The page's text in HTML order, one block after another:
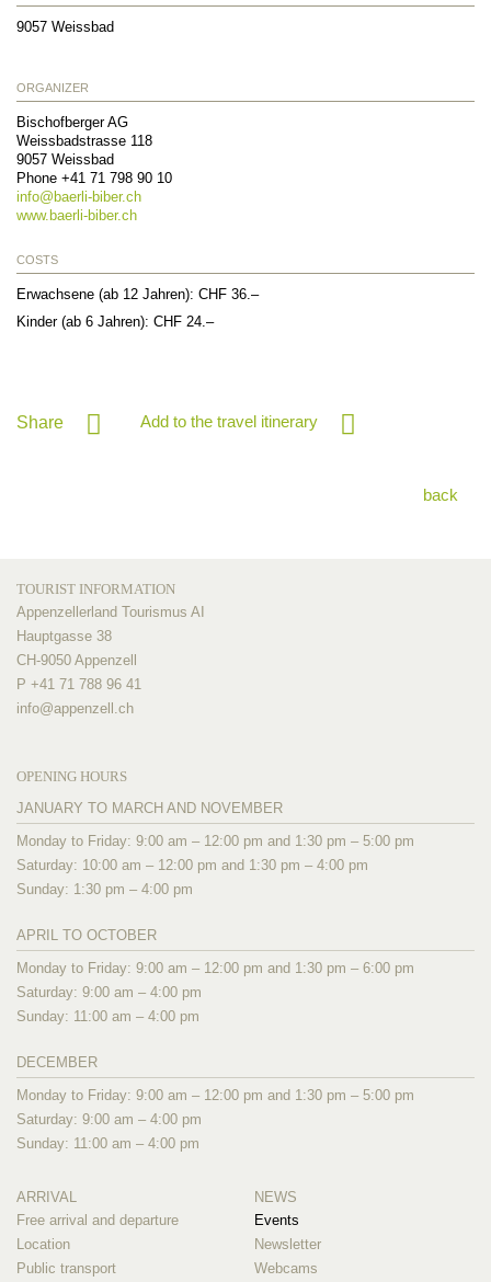
9057 Weissbad
ORGANIZER
Bischofberger AG
Weissbadstrasse 118
9057 Weissbad
Phone +41 71 798 90 10
info@ baerli-biber.ch
www.baerli-biber.ch
COSTS
Erwachsene (ab 12 Jahren): CHF 36.–
Kinder (ab 6 Jahren): CHF 24.–
Share Add to the travel itinerary
back
TOURIST INFORMATION
Appenzellerland Tourismus AI
Hauptgasse 38
CH-9050 Appenzell
P +41 71 788 96 41
info@appenzell.ch
OPENING HOURS
JANUARY TO MARCH AND NOVEMBER
Monday to Friday: 9:00 am – 12:00 pm and 1:30 pm – 5:00 pm
Saturday: 10:00 am – 12:00 pm and 1:30 pm – 4:00 pm
Sunday: 1:30 pm – 4:00 pm
APRIL TO OCTOBER
Monday to Friday: 9:00 am – 12:00 pm and 1:30 pm – 6:00 pm
Saturday: 9:00 am – 4:00 pm
Sunday: 11:00 am – 4:00 pm
DECEMBER
Monday to Friday: 9:00 am – 12:00 pm and 1:30 pm – 5:00 pm
Saturday: 9:00 am – 4:00 pm
Sunday: 11:00 am – 4:00 pm
ARRIVAL
Free arrival and departure
Location
Public transport
NEWS
Events
Newsletter
Webcams